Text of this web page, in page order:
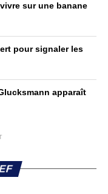
sur une banane
pour signaler les
apparaît